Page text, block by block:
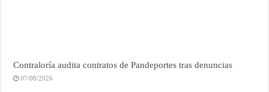
Contraloría audita contratos de Pandeportes tras denuncias
07/08/2026